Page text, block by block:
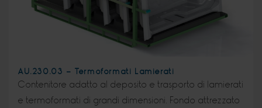
AU.230.03 - Termoformati Lamierati
Contenitore adatto al deposito e trasporto di lamierati
e termoformati di grandi dimensioni. Fondo attrezzato